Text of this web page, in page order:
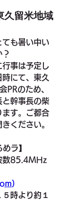
留米地域
ても暑い中い
行事は予定し
にて、東久
PRのため、
と幹事長の柴
ます。ご都合
ください。
ラ】
85.4MHz
）
時より約１